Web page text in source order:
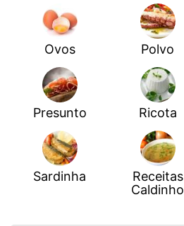
Ovos Polvo
Presunto Ricota
Sardinha
Receitas
Caldinho